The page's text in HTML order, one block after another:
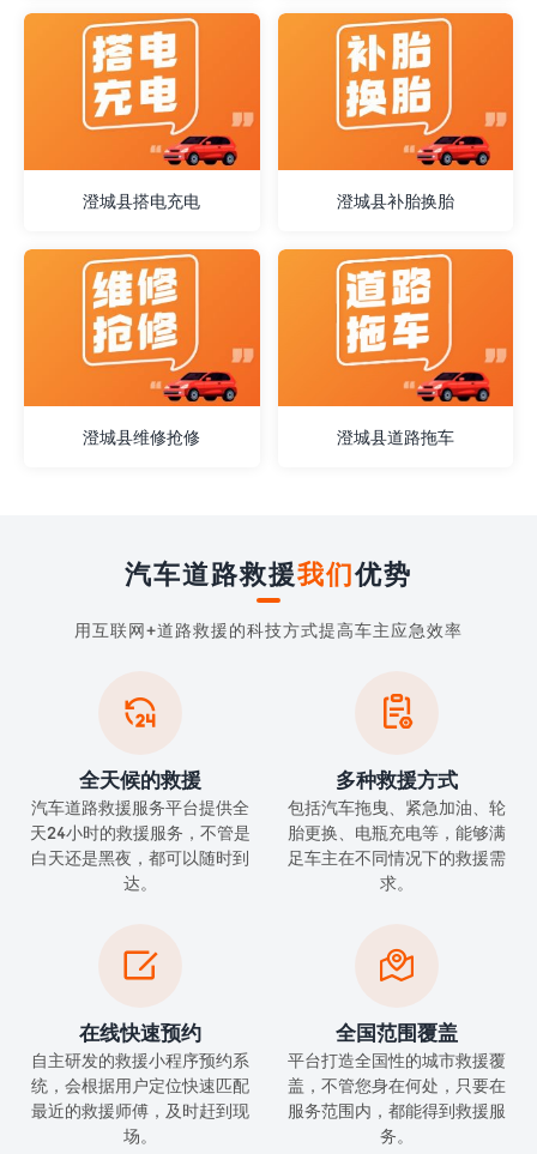
澄城县搭电充电 澄城县补胎换胎
澄城县维修抢修 澄城县道路拖车
汽车道路救援我们优势
用互联网+道路救援的科技方式提高车主应急效率

全天候的救援
汽车道路救援服务平台提供全
天24小时的救援服务，不管是
白天还是黑夜，都可以随时到
达。

多种救援方式
包括汽车拖曳、紧急加油、轮
胎更换、电瓶充电等，能够满
足车主在不同情况下的救援需
求。

在线快速预约
自主研发的救援小程序预约系
统，会根据用户定位快速匹配
最近的救援师傅，及时赶到现
场。

全国范围覆盖
平台打造全国性的城市救援覆
盖，不管您身在何处，只要在
服务范围内，都能得到救援服
务。